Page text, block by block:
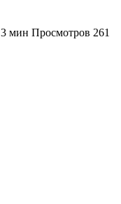
3 мин Просмотров 261